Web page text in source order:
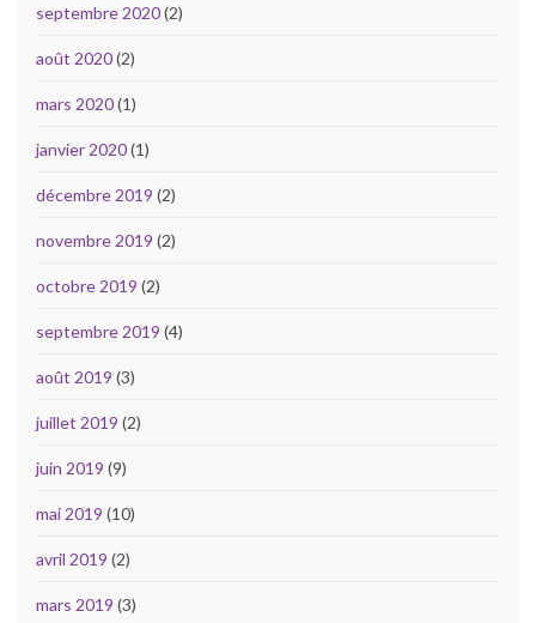
septembre 2020(2)
août 2020(2)
mars 2020(1)
janvier 2020(1)
décembre 2019 (2)
novembre 2019 (2)
octobre 2019 (2)
septembre 2019 (4)
août 2019 (3)
juillet 2019 (2)
juin 2019 (9)
mai 2019 (10)
avril 2019 (2)
mars 2019 (3)